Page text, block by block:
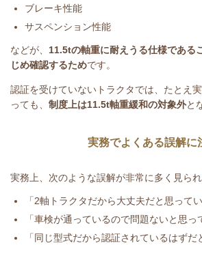
ブレーキ性能
サスペンション性能
などが、 11.5tの軸重に耐えうる仕様である
じめ確認するためです。
認証を受けていないトラクタでは、たとえ
っても、 制度上は11.5t軸重緩和の対象外と
実務でよくある誤解に
実務上、次のような誤解が非常に多く見られ
「2軸トラクタだから大丈夫だと思ってい
「車検が通っているので問題ないと思っ
「同じ型式だから認証されているはずだ